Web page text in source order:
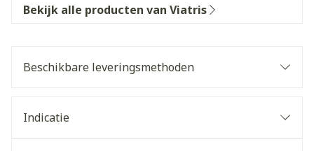
Bekijk alle producten van Viatris
Beschikbare leveringsmethoden
Indicatie